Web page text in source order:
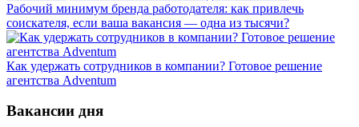
Рабочий минимум бренда работодателя: как привлечь
соискателя, если ваша вакансия — одна из тысячи?
Как удержать сотрудников в компании? Готовое решение
агентства Adventum
Вакансии дня